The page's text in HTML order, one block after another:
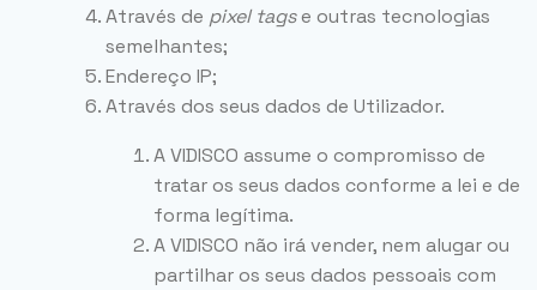
Através de pixel tagse outras tecnologias
semelhantes;
Endereço IP;
Através dos seus dados de Utilizador.
A VIDISCO assume o compromisso de
tratar os seus dados conforme a lei e de
forma legítima.
A VIDISCO não irá vender, nem alugar ou
partilhar os seus dados pessoais com